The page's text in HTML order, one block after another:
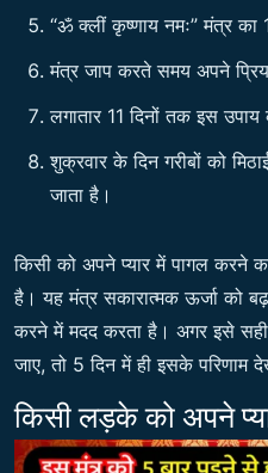
“ॐ क्लीं कृष्णाय नमः” मंत्र का
मंत्र जाप करते समय अपने
लगातार 11 दिनों तक इस
शुक्रवार के दिन गरीबों को
जाता है।
किसी को अपने प्यार में पागल करने
है। यह मंत्र सकारात्मक ऊर्जा को
करने में मदद करता है। अगर इसे सही
जाए, तो 5 दिन में ही इसके
किसी लड़के को अपने